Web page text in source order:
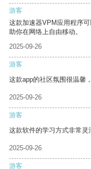
游客
这款加速器VPM应用程序
助你在网络上自由移动。
2025-09-26
游客
这款app的社区氛围很温馨
2025-09-26
游客
这款软件的学习方式非常灵
2025-09-26
游客